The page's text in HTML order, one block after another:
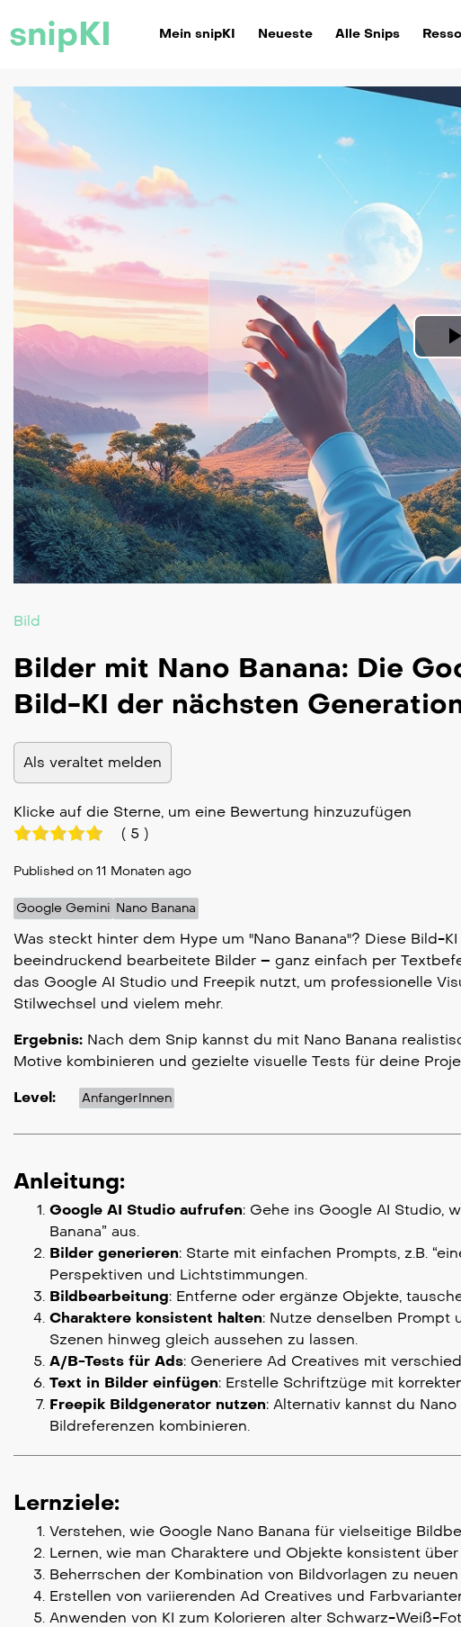
snipKI Mein snipKI Neueste Alle Snips
Bild
Bilder mit Nano Banana: Die
Bild-KI der nächsten
Als veraltet melden
Klicke auf die Sterne, um eine Bewertung hinzuzufügen
( 5 )
Published on 11 Monaten ago
Google Gemini Nano Banana
Was steckt hinter dem Hype um "Nano Banana"? Diese Bild-
beeindruckend bearbeitete Bilder – ganz einfach per
das Google AI Studio und Freepik nutzt, um professionelle
Stilwechsel und vielem mehr.
Ergebnis: Nach dem Snip kannst du mit Nano Banana
Motive kombinieren und gezielte visuelle Tests für deine
Level: AnfangerInnen
Anleitung:
Google AI Studio aufrufen: Gehe ins Google AI Studio,
Banana” aus.
Bilder generieren: Starte mit einfachen Prompts, z.B.
Perspektiven und Lichtstimmungen.
Bildbearbeitung: Entferne oder ergänze Objekte,
Charaktere konsistent halten: Nutze denselben Prompt
Szenen hinweg gleich aussehen zu lassen.
A/B-Tests für Ads: Generiere Ad Creatives mit
Text in Bilder einfügen: Erstelle Schriftzüge mit
Freepik Bildgenerator nutzen: Alternativ kannst du
Bildreferenzen kombinieren.
Lernziele:
Verstehen, wie Google Nano Banana für vielseitige
Lernen, wie man Charaktere und Objekte konsistent
Beherrschen der Kombination von Bildvorlagen zu neuen
Erstellen von variierenden Ad Creatives und
Anwenden von KI zum Kolorieren alter Schwarz-Weiß-